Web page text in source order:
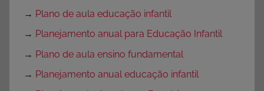
→ Plano de aula educação infantil
→ Planejamento anual para Educação Infantil
→ Plano de aula ensino fundamental
→ Planejamento anual educação infantil